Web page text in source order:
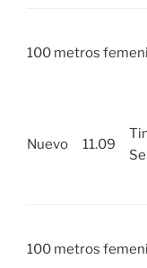
100 metros
Nuevo 11.09
100 metros